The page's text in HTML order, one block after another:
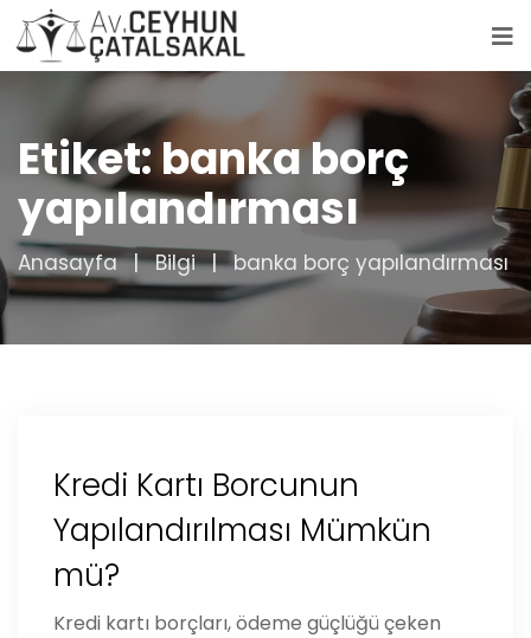
Etiket:banka borç
yapılandırması
Anasayfa Bilgi banka borç yapılandırması
Kredi Kartı Borcunun
Yapılandırılması Mümkün
mü?
Kredi kartı borçları, ödeme güçlüğü çeken